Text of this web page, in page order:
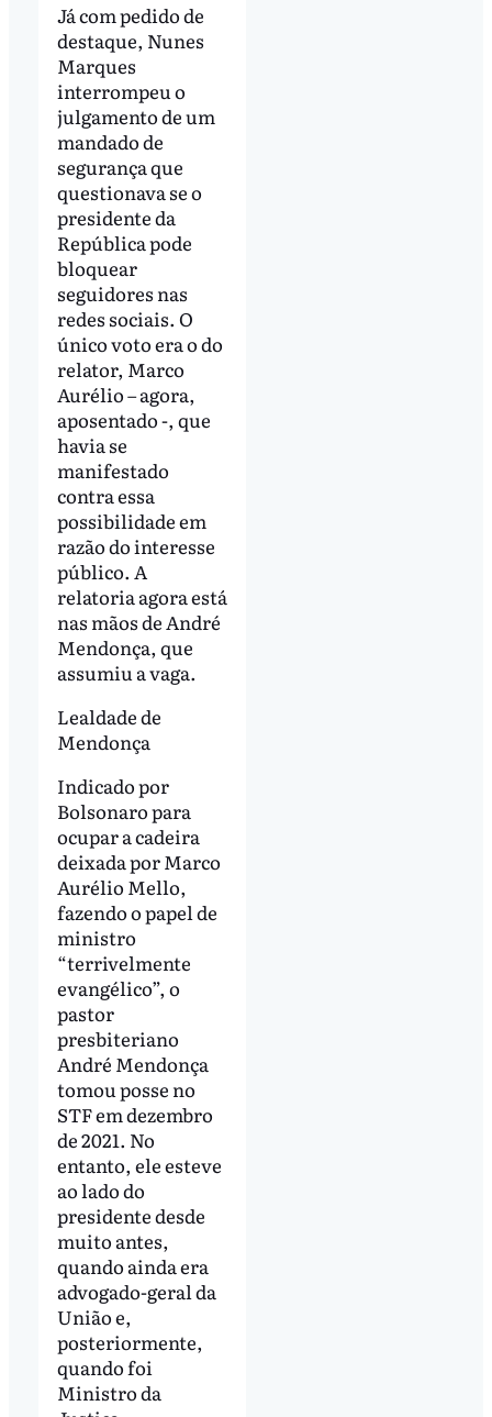
Já com pedido de
destaque, Nunes
Marques
interrompeu o
julgamento de um
mandado de
segurança que
questionava se o
presidente da
República pode
bloquear
seguidores nas
redes sociais. O
único voto era o do
relator, Marco
Aurélio – agora,
aposentado -, que
havia se
manifestado
contra essa
possibilidade em
razão do interesse
público. A
relatoria agora está
nas mãos de André
Mendonça, que
assumiu a vaga.
Lealdade de
Mendonça
Indicado por
Bolsonaro para
ocupar a cadeira
deixada por Marco
Aurélio Mello,
fazendo o papel de
ministro
“terrivelmente
evangélico”, o
pastor
presbiteriano
André Mendonça
tomou posse no
STF em dezembro
de 2021. No
entanto, ele esteve
ao lado do
presidente desde
muito antes,
quando ainda era
advogado-geral da
União e,
posteriormente,
quando foi
Ministro da